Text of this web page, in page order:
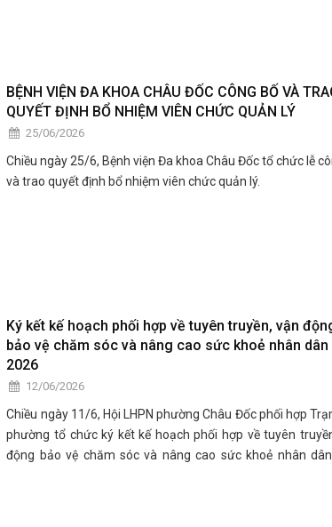
BỆNH VIỆN ĐA KHOA CHÂU ĐỐC CÔNG BỐ VÀ
QUYẾT ĐỊNH BỔ NHIỆM VIÊN CHỨC QUẢN LÝ
25/06/2026
Chiều ngày 25/6, Bệnh viện Đa khoa Châu Đốc tổ chức lễ
và trao quyết định bổ nhiệm viên chức quản lý.
Ký kết kế hoạch phối hợp về tuyên truyền, vận
bảo vệ chăm sóc và nâng cao sức khoẻ nhân dân
2026
12/06/2026
Chiều ngày 11/6, Hội LHPN phường Châu Đốc phối hợp
phường tổ chức ký kết kế hoạch phối hợp về tuyên
động bảo vệ chăm sóc và nâng cao sức khoẻ nhân dân